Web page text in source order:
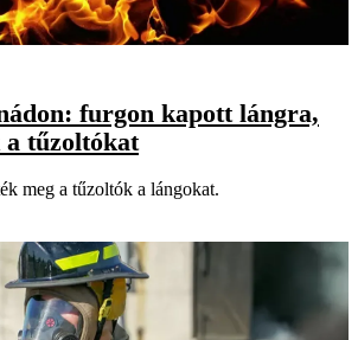
furgon kapott lángra,
tűzoltókat
meg a tűzoltók a lángokat.